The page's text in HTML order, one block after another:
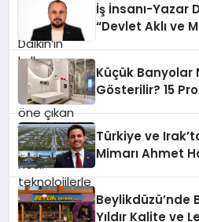
teknolojilerle
VRV kontrol
Türkiye’de
dokunmatik
desteği ve
sayesinde
yönetimini
verimli hale
verimliliğini
İş İnsanı-Yazar
“Devlet Aklı ve
Küçük Banyolar
Gösterilir? 15
Türkiye ve
Mimarı Ahmet
Hayata
Beylikdüzü’nde
Yıldır Kalite ve